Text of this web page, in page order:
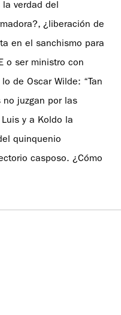
verdad del
¿liberación de
en el sanchismo para
o ser ministro con
de Oscar Wilde: “Tan
no juzgan por las
y a Koldo la
quinquenio
casposo. ¿Cómo